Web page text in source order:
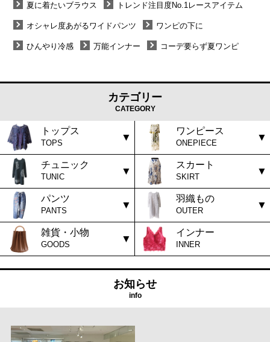
夏に着たいブラウス トレンド注目度No.1レースアイテム
オシャレ度あがるワイドパンツ ワンピの下に
ひんやり冷感 万能インナー コーデ要らず夏ワンピ
カテゴリー
CATEGORY
トップス
TOPS
ワンピース
ONEPIECE
チュニック
TUNIC
スカート
SKIRT
パンツ
PANTS
羽織もの
OUTER
雑貨・小物
GOODS
インナー
INNER
お知らせ
info